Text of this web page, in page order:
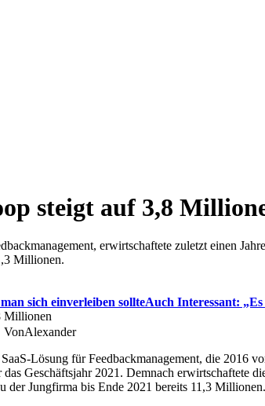
steigt auf 3,8
erwirtschaftete zuletzt einen
Millionen.
sich einverleiben sollteAuch Interessant:
VonAlexander
SaaS-Lösung für Feedbackmanagement, die 2016
das Geschäftsjahr 2021. Demnach
der Jungfirma bis Ende 2021 bereits 11,3 Millionen.